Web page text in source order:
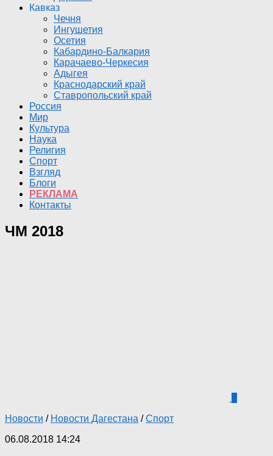
Кавказ
Чечня
Ингушетия
Осетия
Кабардино-Балкария
Карачаево-Черкесия
Адыгея
Краснодарский край
Ставропольский край
Россия
Мир
Культура
Наука
Религия
Спорт
Взгляд
Блоги
РЕКЛАМА
Контакты
ЧМ 2018
Новости / Новости Дагестана /Спорт
06.08.2018 14:24